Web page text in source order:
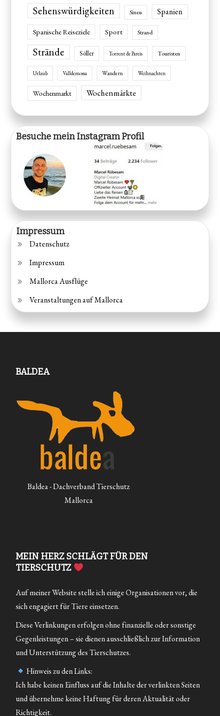
Sehenswürdigkeiten Sineu Spanien
Spanische Reiseziele Sport Strand
Strände Sóller Torrent de Pareis Touristen
Urlaub Valldemossa Wandern Weihnachten
Wochenmarkt Wochenmärkte
Besuche mein Instagram Profil
Impressum
Datenschutz
Impressum
Mallorca Ausflüge
Veranstaltungen auf Mallorca
BALDEA
Baldea - Dachverband Tierschutz
Mallorca
MEIN HERZ SCHLÄGT FÜR DEN
TIERSCHUTZ
Auf meiner Website stelle ich einige Organisationen vor, die
sich engagiert für Tiere einsetzen.
Diese Verlinkungen erfolgen ohne finanzielle oder sonstige
Gegenleistungen – sie dienen ausschließlich zur Information
und Unterstützung des Tierschutzes.
Hinweis zu den Links:
Ich habe keinen Einfluss auf die Inhalte der verlinkten Seiten
und übernehme keine Haftung für deren Aktualität oder
Richtigkeit.